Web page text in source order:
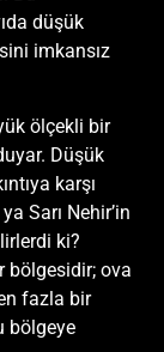
düşük
imkansız
ölçekli bir
Düşük
karşı
Sarı Nehir’in
ki?
bölgesidir; ova
fazla bir
bölgeye